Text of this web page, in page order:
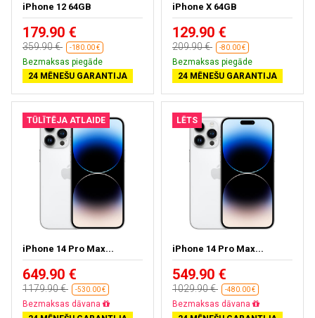
iPhone 12 64GB
179.90 €
359.90 € -180.00 €
Bezmaksas piegāde
24 MĒNEŠU GARANTIJA
iPhone X 64GB
129.90 €
209.90 € -80.00 €
Bezmaksas piegāde
24 MĒNEŠU GARANTIJA
TŪLĪTĒJA ATLAIDE
iPhone 14 Pro Max...
649.90 €
1179.90 € -530.00 €
Bezmaksas piegāde
LĒTS
iPhone 14 Pro Max...
549.90 €
1029.90 € -480.00 €
Bezmaksas piegāde